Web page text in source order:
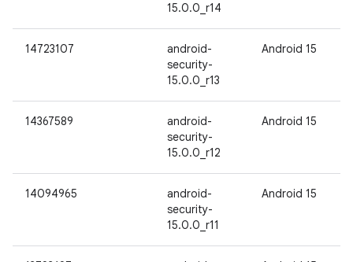
15.0.0_r14
14723107
android-
security-
15.0.0_r13
Android 15
14367589
android-
security-
15.0.0_r12
Android 15
14094965
android-
security-
15.0.0_r11
Android 15